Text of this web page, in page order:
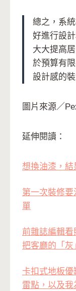
總之，系
好進行設
大大提高
於預算有
設計感的
圖片來源／
延伸閱讀：
想換油漆，
第一次裝修
單
前雜誌編輯
把客廳的「灰
卡扣式地板
雷點，以及